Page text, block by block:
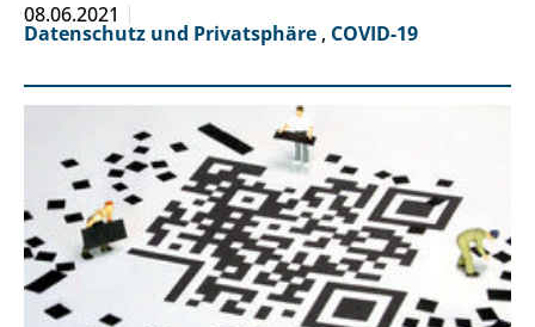
08.06.2021
Datenschutz und Privatsphäre , COVID-19